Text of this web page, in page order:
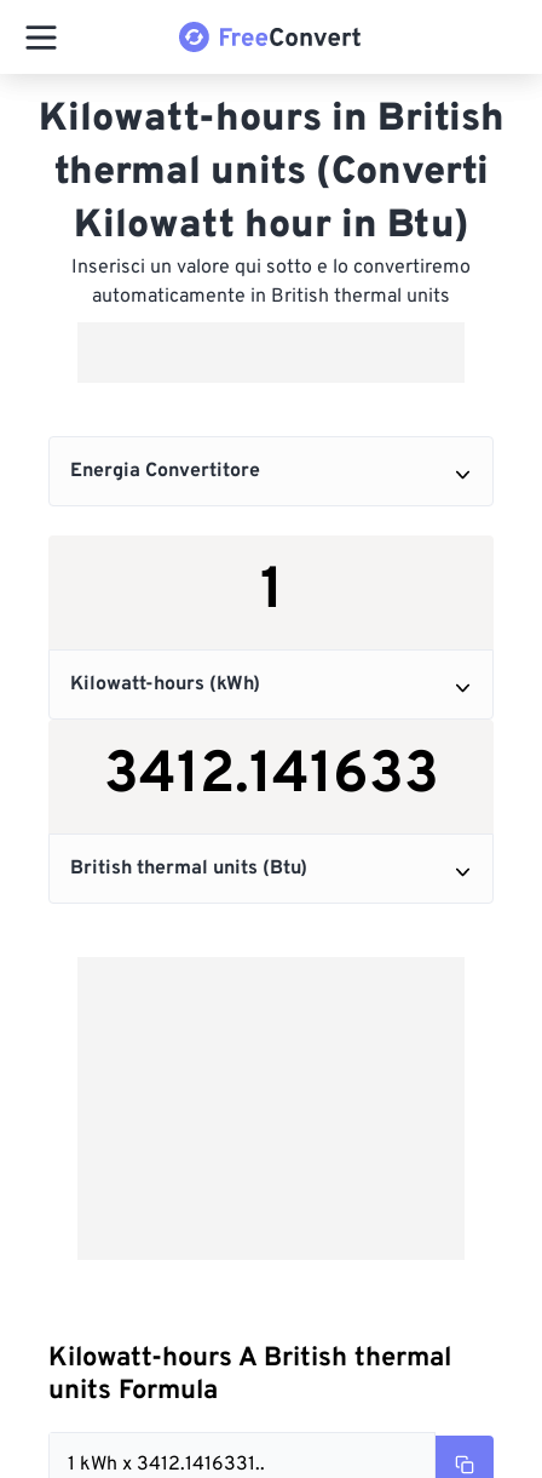
Kilowatt-hours in British
thermal units (Converti
Kilowatt hour in Btu)
Inserisci un valore qui sotto e lo convertiremo
automaticamente in British thermal units
Kilowatt-hours A British thermal
units Formula
1 kWh x 3412.1416331..